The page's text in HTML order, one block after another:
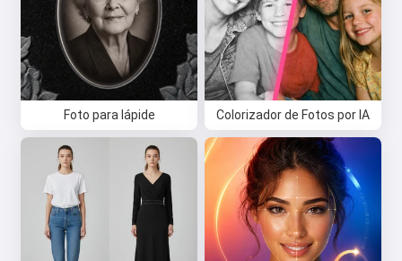
Foto para lápide Colorizador de Fotos por IA